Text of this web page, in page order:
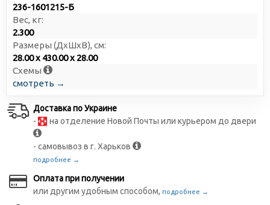
236-1601215-Б
Вес, кг:
2.300
Размеры (ДxШxВ), см:
28.00 x 430.00 x 28.00
Схемы
смотреть →
Доставка по Украине
-
на отделение Новой Почты или курьером до двери
- самовывоз в г. Харьков
подробнее →
Оплата при получении
или другим удобным способом, подробнее →